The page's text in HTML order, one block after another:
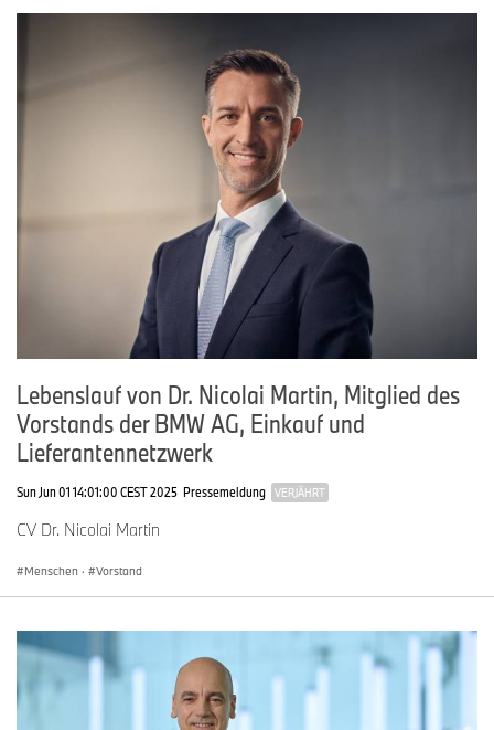
Lebenslauf von Dr. Nicolai Martin, Mitglied des
Vorstands der BMW AG, Einkauf und
Lieferantennetzwerk
Sun Jun 01 14:01:00 CEST 2025 Pressemeldung VERJÄHRT
CV Dr. Nicolai Martin
Menschen · Vorstand